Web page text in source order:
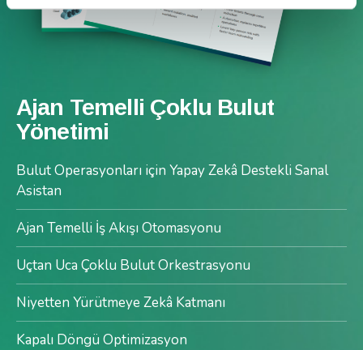
Ajan Temelli Çoklu Bulut
Yönetimi
Bulut Operasyonları için Yapay Zekâ Destekli Sanal
Asistan
Ajan Temelli İş Akışı Otomasyonu
Uçtan Uca Çoklu Bulut Orkestrasyonu
Niyetten Yürütmeye Zekâ Katmanı
Kapalı Döngü Optimizasyon